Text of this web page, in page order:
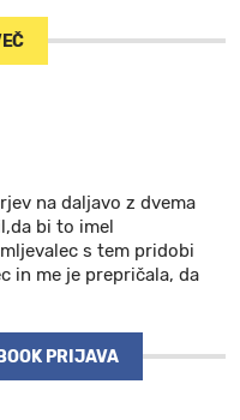
na daljavo z dvema
bi to imel
s tem pridobi
in me je prepričala, da
PRIJAVA